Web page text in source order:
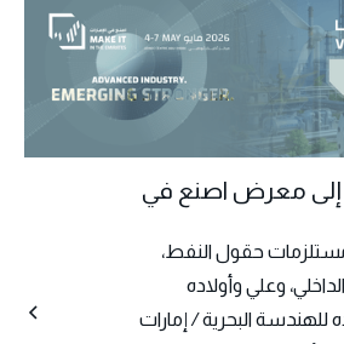
إلى معرض اصنع في
حقول النفط،
وعلي وأولاده
للهندسة البحرية / إمارات